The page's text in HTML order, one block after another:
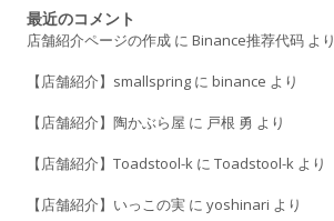
最近のコメント
店舗紹介ページの作成 に Binance推荐代码 より
【店舗紹介】smallspring に binance より
【店舗紹介】陶かぶら屋 に 戸根 勇 より
【店舗紹介】Toadstool-k に Toadstool-k より
【店舗紹介】いっこの実 に yoshinari より